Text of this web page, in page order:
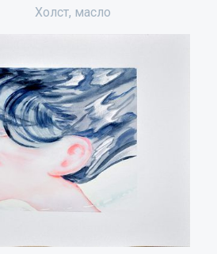
Холст, масло